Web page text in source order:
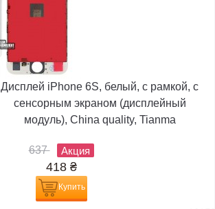
Дисплей iPhone 6S, белый, с рамкой, с
сенсорным экраном (дисплейный
модуль), China quality, Tianma
637 Акция
418 ₴
Купить